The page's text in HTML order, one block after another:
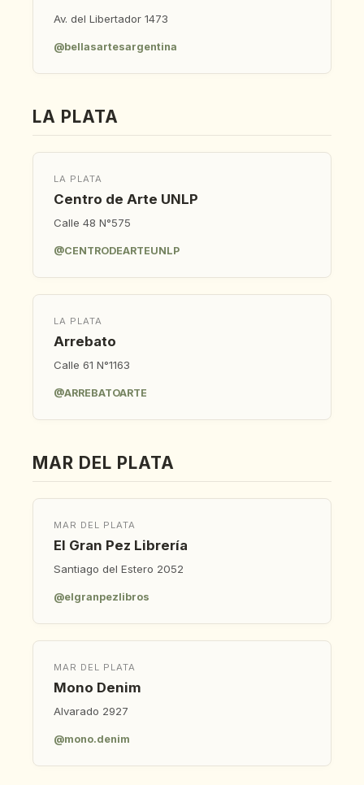
Av. del Libertador 1473
@bellasartesargentina
LA PLATA
LA PLATA
Centro de Arte UNLP
Calle 48 N°575
@CENTRODEARTEUNLP
LA PLATA
Arrebato
Calle 61 N°1163
@ARREBATOARTE
MAR DEL PLATA
MAR DEL PLATA
El Gran Pez Librería
Santiago del Estero 2052
@elgranpezlibros
MAR DEL PLATA
Mono Denim
Alvarado 2927
@mono.denim